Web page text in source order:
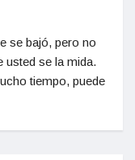
se bajó, pero no
usted se la mida.
tiempo, puede